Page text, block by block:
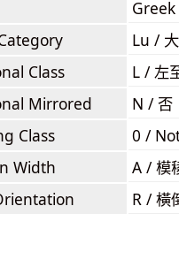
Greek
Lu /
Class
L / 左
Mirrored
N / 否
Class
0 /
Width A / 模
R / 橫